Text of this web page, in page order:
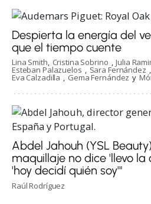
Despierta la energía del
que el tiempo cuente
Lina Smith Cristina Sobrino Julia
Esteban Palazuelos Sara Fernández
Eva Calzadilla Gema Fernández
Abdel Jahouh (YSL
maquillaje no dice 'llevo
'hoy decidí quién soy'"
Raúl Rodríguez